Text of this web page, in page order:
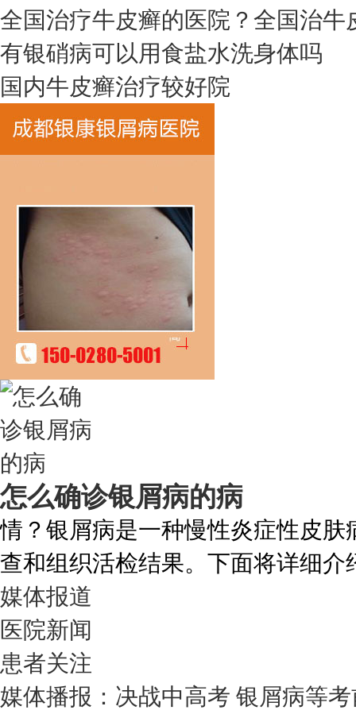
全国治疗牛皮癣的医院？全国治牛
有银硝病可以用食盐水洗身体吗
国内牛皮癣治疗较好院
怎么确诊银屑病的病
情？银屑病是一种慢性炎症性皮
查和组织活检结果。下面将详细介
媒体报道
医院新闻
患者关注
媒体播报：决战中高考 银屑病等